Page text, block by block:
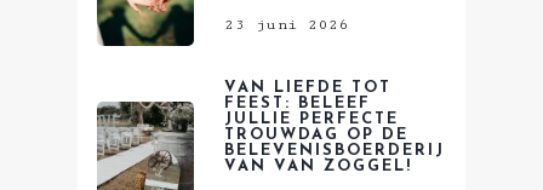
23 juni 2026
VAN LIEFDE TOT
FEEST: BELEEF
JULLIE PERFECTE
TROUWDAG OP DE
BELEVENISBOERDERIJ
VAN VAN ZOGGEL!